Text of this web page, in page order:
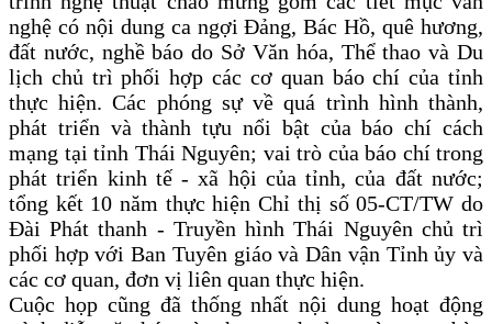
nghệ có nội dung ca ngợi Đảng, Bác Hồ, quê hương,
đất nước, nghề báo do Sở Văn hóa, Thể thao và Du
lịch chủ trì phối hợp các cơ quan báo chí của tỉnh
thực hiện. Các phóng sự về quá trình hình thành,
phát triển và thành tựu nổi bật của báo chí cách
mạng tại tỉnh Thái Nguyên; vai trò của báo chí trong
phát triển kinh tế - xã hội của tỉnh, của đất nước;
tổng kết 10 năm thực hiện Chỉ thị số 05-CT/TW do
Đài Phát thanh - Truyền hình Thái Nguyên chủ trì
phối hợp với Ban Tuyên giáo và Dân vận Tỉnh ủy và
các cơ quan, đơn vị liên quan thực hiện.
Cuộc họp cũng đã thống nhất nội dung hoạt động